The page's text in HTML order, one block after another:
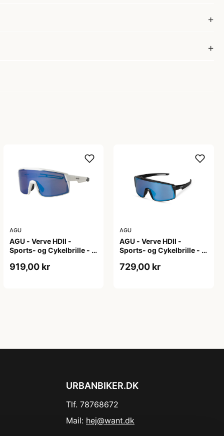
AGU
AGU - Verve HDII -
Sports- og Cykelbrille - 3
919,00 kr
AGU
AGU - Verve HDII -
Sports- og Cykelbrille - 3
729,00 kr
URBANBIKER.DK
Tlf. 78768672
Mail: hej@want.dk